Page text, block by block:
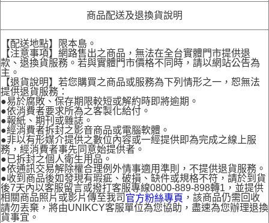
商品配送及退換貨說明
【配送地點】限本島。
【注意事項】網路售出之商品，無法在全台實體門市提供退
款、退換貨服務。若與實體門市價格不同時，請以網站公告為
主。
【退貨說明】若您購買之商品或服務為下列情形之一，恕無法
提供退貨服務：
●易於腐敗、保存期限較短或解約時即將逾期。
●依消費者要求所為之客製化給付。
●報紙、期刊或雜誌。
●經消費者拆封之影音商品或電腦軟體。
●非以有形媒介提供之數位內容或一經提供即為完成之線上服
務，經消費者事先同意始提供者。
●已拆封之個人衛生用品。
●依通訊交易解除權合理例外情事適用準則，不提供退貨服務。
●收到商品後如發現有瑕疵、破損、缺件或規格不符，請於到貨
後7天內以客服留言或撥打客服專線0800-889-898轉1，並提供
相關商品照片或影片傳至我司 官方粉絲專頁 ，該商品仍需回收
請勿丟棄，將由UNIKCY客服單位為您協助，盡速為您辦理退換
貨事宜。